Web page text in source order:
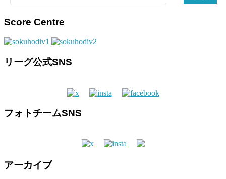
索:
Score Centre
リーグ公式SNS
フォトチームSNS
アーカイブ